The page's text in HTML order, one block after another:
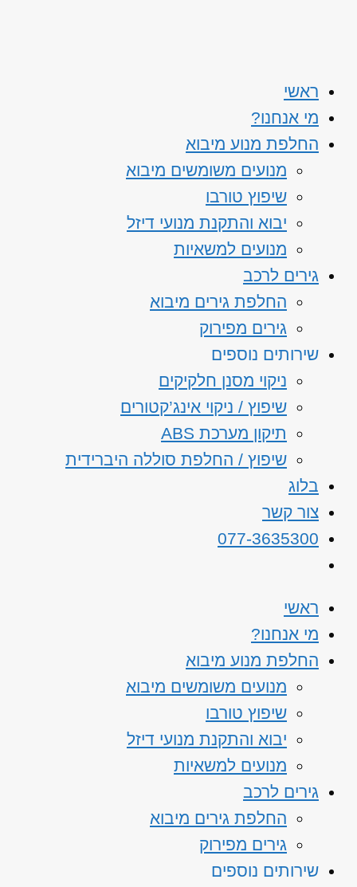
ראשי
מי אנחנו?
החלפת מנוע מיבוא
מנועים משומשים מיבוא
שיפוץ טורבו
יבוא והתקנת מנועי דיזל
מנועים למשאיות
גירים לרכב
החלפת גירים מיבוא
גירים מפירוק
שירותים נוספים
ניקוי מסנן חלקיקים
שיפוץ / ניקוי אינג’קטורים
תיקון מערכת ABS
שיפוץ / החלפת סוללה היברידית
בלוג
צור קשר
077-3635300
ראשי
מי אנחנו?
החלפת מנוע מיבוא
מנועים משומשים מיבוא
שיפוץ טורבו
יבוא והתקנת מנועי דיזל
מנועים למשאיות
גירים לרכב
החלפת גירים מיבוא
גירים מפירוק
שירותים נוספים